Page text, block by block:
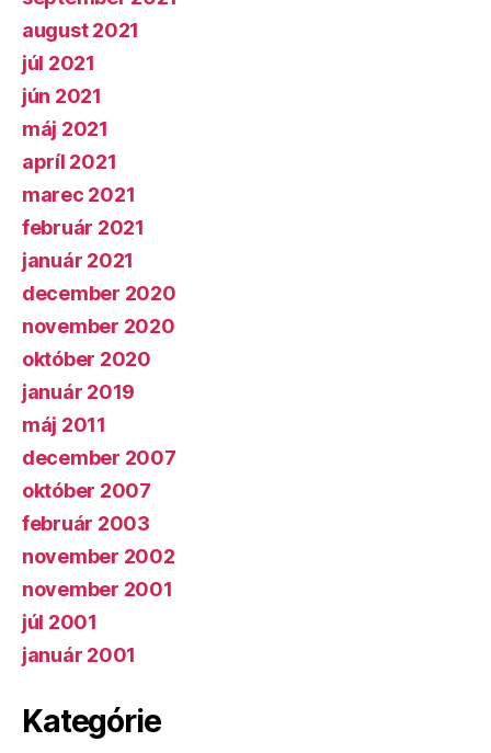
august 2021
júl 2021
jún 2021
máj 2021
apríl 2021
marec 2021
február 2021
január 2021
december 2020
november 2020
október 2020
január 2019
máj 2011
december 2007
október 2007
február 2003
november 2002
november 2001
júl 2001
január 2001
Kategórie